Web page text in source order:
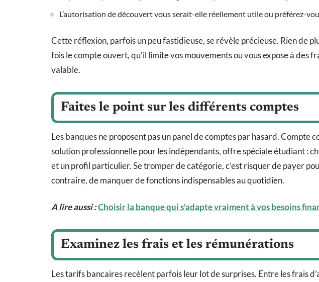
L’autorisation de découvert vous serait-elle réellement utile ou préférez-
Cette réflexion, parfois un peu fastidieuse, se révèle précieuse. Rien de
fois le compte ouvert, qu’il limite vos mouvements ou vous expose à des
valable.
Faites le point sur les différents comptes
Les banques ne proposent pas un panel de comptes par hasard. Compte
solution professionnelle pour les indépendants, offre spéciale étudiant :
et un profil particulier. Se tromper de catégorie, c’est risquer de payer
contraire, de manquer de fonctions indispensables au quotidien.
A lire aussi :Choisir la banque qui s'adapte vraiment à vos besoins
Examinez les frais et les rémunérations
Les tarifs bancaires recèlent parfois leur lot de surprises. Entre les frais